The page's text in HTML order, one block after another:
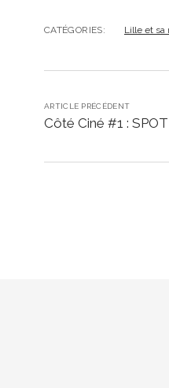
CATÉGORIES: Lille et sa
ARTICLE PRÉCÉDENT
Côté Ciné #1 :